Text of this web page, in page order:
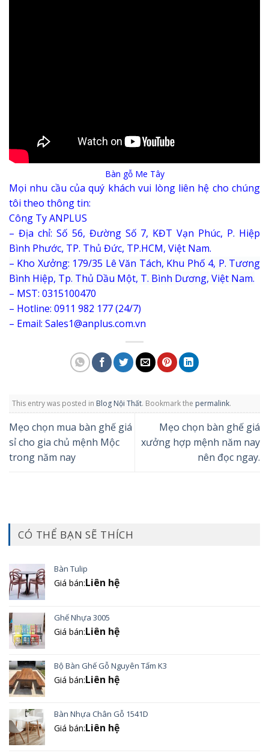
Bàn gỗ Me Tây
Mọi nhu cầu của quý khách vui lòng liên hệ cho chúng
tôi theo thông tin:
Công Ty ANPLUS
– Địa chỉ: Số 56, Đường Số 7, KĐT Vạn Phúc, P. Hiệp
Bình Phước, TP. Thủ Đức, TP.HCM, Việt Nam.
– Kho Xưởng: 179/35 Lê Văn Tách, Khu Phố 4, P. Tương
Bình Hiệp, Tp. Thủ Dầu Một, T. Bình Dương, Việt Nam.
– MST: 0315100470
– Hotline: 0911 982 177 (24/7)
– Email: Sales1@anplus.com.vn
This entry was posted in Blog Nội Thất. Bookmark the permalink.
Mẹo chọn mua bàn ghế giá
sỉ cho gia chủ mệnh Mộc
trong năm nay
Mẹo chọn bàn ghế giá
xưởng hợp mệnh năm nay
nên đọc ngay.
CÓ THỂ BẠN SẼ THÍCH
Bàn Tulip
Giá bán:Liên hệ
Ghế Nhựa 3005
Giá bán:Liên hệ
Bộ Bàn Ghế Gỗ Nguyên Tấm K3
Giá bán:Liên hệ
Bàn Nhựa Chân Gỗ 1541D
Giá bán:Liên hệ